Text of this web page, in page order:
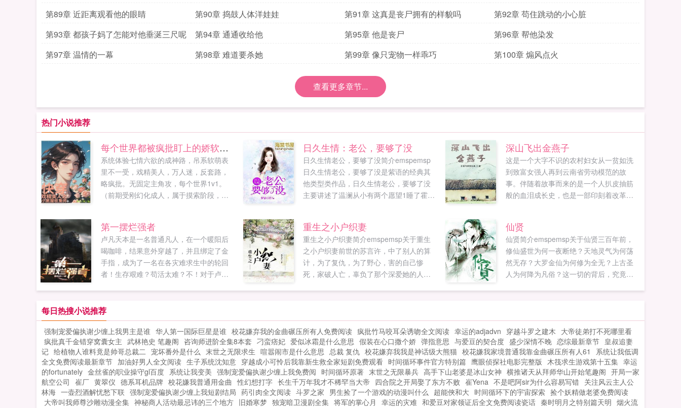
第89章 近距离观看他的眼睛
第90章 捣鼓人体洋娃娃 第91章 这真是丧尸拥有的样貌吗
第92章 苟住跳动的小心脏
第93章 都孩子妈了怎能对他垂涎三尺呢
第94章 通通收给他 第95章 他是丧尸
第96章 帮他染发
第97章 温情的一幕
第98章 难道要杀她 第99章 像只宠物一样乖巧 第100章 煽风点火
查看更多章节...
热门小说推荐
每个世界都被疯批盯上的娇软美人
系统体验七情六欲的成神路，吊系软萌表
里不一受，戏精美人，万人迷，反套路，
略疯批。无固定主角攻，每个世界1v1。
（前期受刚幻化成人，属于摸索阶段，感
的各类宿主主角攻强制爱到戏精系统美人
受，却被各种反套路忽悠成恋爱脑的妻奴
故事。（主角攻刚开始想要...
日久生情：老公，要够了没
日久生情老公，要够了没简介emspemsp
日久生情老公，要够了没是紫语的经典其
他类型类作品，日久生情老公，要够了没
主要讲述了温澜从小有两个愿望1睡了霍容
深山飞出金燕子
这是一个大字不识的农村妇女从一贫如洗
到致富女强人再到云南省劳动模范的故
事。伴随着故事而来的是一个人扒皮抽筋
般的血泪成长史，也是一部印刻着改革开
及农村农民变好变强的最佳映射。如果您
喜欢深山飞出金燕子，别忘记分享给朋友...
第一摆烂强者
卢凡天本是一名普通凡人，在一个暖阳后
喝咖啡，结果意外穿越了，并且绑定了金
手指，成为了一名在各灾难求生中的轮回
者！生存艰难？苟活太难？不！对于卢凡
重生之小户织妻
重生之小户织妻简介emspemsp关于重生
之小户织妻前世的苏言许，中了别人的算
计，为了复仇，为了野心，害的自己惨
死，家破人亡，辜负了那个深爱她的人。
仙贤
仙贤简介emspemsp关于仙贤三百年前，
修仙盛世为何一夜断绝？天地灵气为何荡
然无存？大罗金仙为何修为全无？上古圣
人为何降为凡俗？这一切的背后，究竟是
每日热搜小说推荐
强制宠爱偏执谢少缠上我男主是谁 华人第一国际巨星是谁 校花嫌弃我的金曲碾压所有人免费阅读 疯批竹马咬耳朵诱吻全文阅读 幸运的adjadvn 穿越斗罗之建木 大帝徒弟打不死哪里看
疯批真千金错穿窝囊女主 武林艳史 笔趣阁 咨询师进阶全集8本套 刁蛮痞妃 爱似冰霜是什么意思 假装在心口撒个娇 弹指意思 与爱豆的契合度 盛少深情不晚 恋综最新章节 皇叔追妻
记 给植物人谁料竟是帅哥总裁二 宠坏番外是什么 末世之无限求生 喧嚣闹市是什么意思 总裁 复仇 校花嫌弃我我是神话级大熊猫 校花嫌我家境普通我靠金曲碾压所有人61
系统让我低调
全文免费阅读最新章节 加油好男人全文阅读 生子系统沈知意 穿越成小可怜后我靠新生救全家短剧免费观看 时间循环事件官方特别篇 鹰眼侦探社电影完整版 木筏求生游戏第十五集 幸运
的fortunately 金丝雀的职业操守gl百度 系统让我变美 强制宠爱偏执谢少缠上我免费阅 时间循环原著 末世之无限暴兵 高手下山老婆是冰山女神 横推诸天从拜师华山开始笔趣阁 开局一家
航空公司 崔厂 黄翠仪 德系耳机品牌 校花嫌我普通用金曲 性幻想打字 长生千万年我才不稀罕当大帝 四合院之开局娶了东方不败 崔Yena 不是吧阿sir为什么容易写错 关注风云主人公
林海 一壶烈酒解忧愁下联 强制宠爱偏执谢少缠上我短剧结局 药引肉全文阅读 斗罗之家 男生捡了一个游戏的动漫叫什么 超能俠和大 时间循环下的宇宙探索 捡个妖精做老婆免费阅读
大帝叫我师尊沙雕动漫全集 神秘商人活动最忌讳的三个地方 旧婚寒梦 独宠暗卫漫剧全集 将军的掌心月 幸运的灾难 和爱豆对家领证后全文免费阅读瓷话 秦时明月之特别篇天明 烟火流